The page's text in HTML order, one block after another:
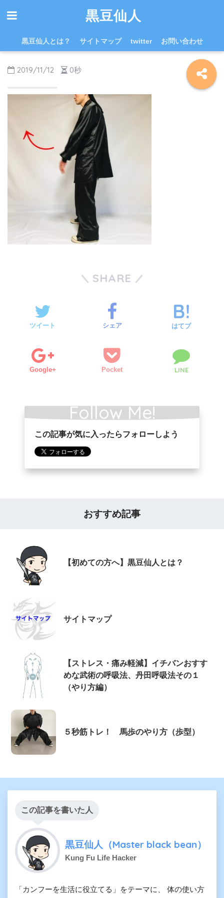
黒豆仙人
黒豆仙人とは？ サイトマップ twitter お問い合わせ
2019/11/12 0秒
SHARE
ツイート シェア はてブ
Google+ Pocket LINE
Follow Me!
この記事が気に入ったらフォローしよう
おすすめ記事
【初めての方へ】黒豆仙人とは？
サイトマップ
【ストレス・痛み軽減】イチバンおすす
めな武術の呼吸法、丹田呼吸法その１
（やり方編）
５秒筋トレ！ 馬歩のやり方（歩型）
この記事を書いた人
黒豆仙人（Master black bean）
Kung Fu Life Hacker
「カンフーを生活に役立てる」をテーマに、 体の使い方